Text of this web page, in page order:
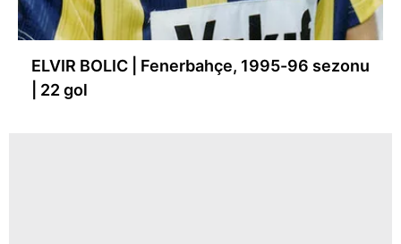
ELVIR BOLIC | Fenerbahçe, 1995-96 sezonu
| 22 gol